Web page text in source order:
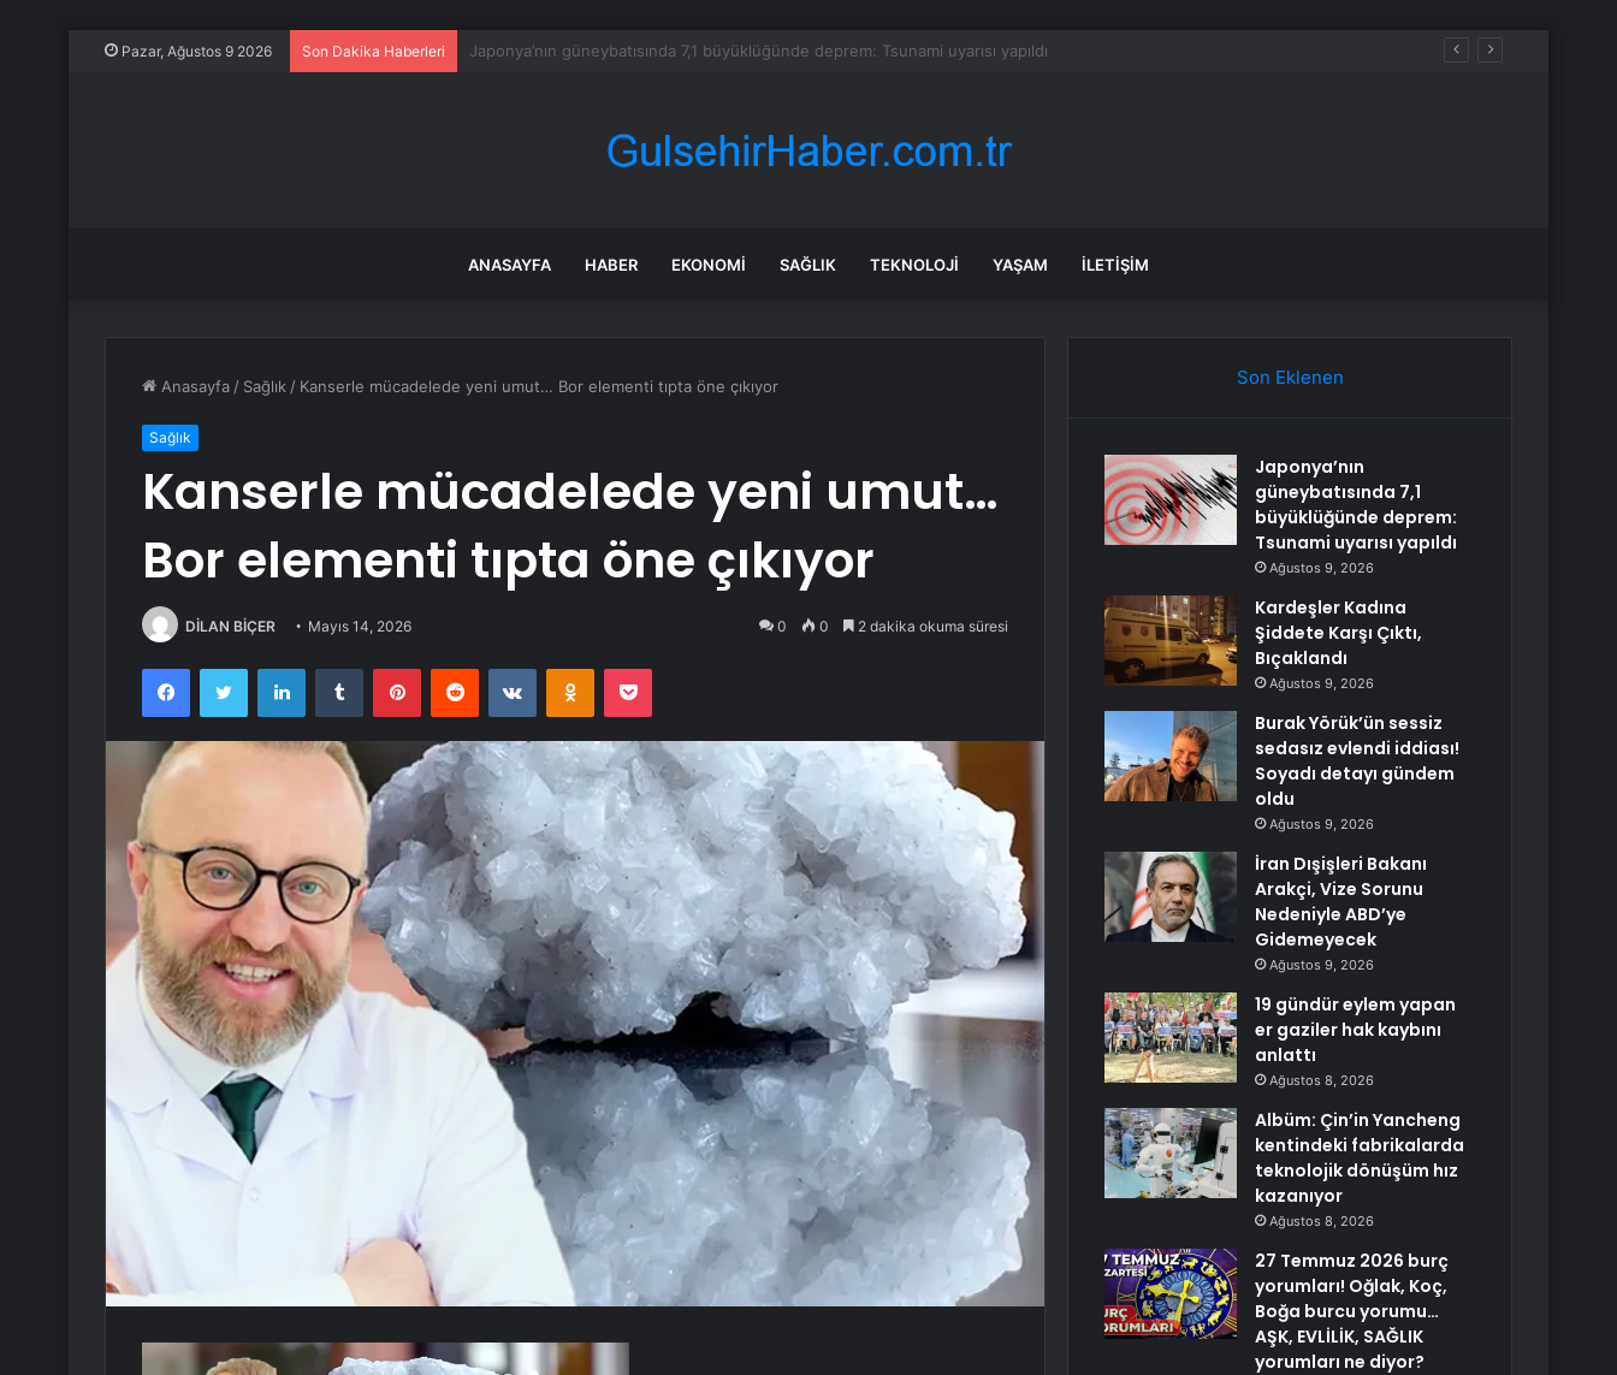
Pazar, Ağustos 9 2026 Son Dakika Haberleri Kardeşler Kadına Şiddete Karşı Çıktı, Bıçaklandı
ANASAYFA HABER EKONOMI SAĞLIK TEKNOLOJI YAŞAM İLETIŞIM
Anasayfa / Sağlık / Kanserle mücadelede yeni umut… Bor elementi tıpta öne çıkıyor
Sağlık
Kanserle mücadelede yeni umut…
Bor elementi tıpta öne çıkıyor
DİLAN BİÇER Mayıs 14, 2026 0 0 2 dakika okuma süresi
FacebookTwitter LinkedInTumblr PinterestReddit VKontakteOdnoklassniki
Pocket
Son Eklenen
Japonya’nın
güneybatısında 7,1
büyüklüğünde deprem:
Tsunami uyarısı yapıldı
Ağustos 9, 2026
Kardeşler Kadına
Şiddete Karşı Çıktı,
Bıçaklandı
Ağustos 9, 2026
Burak Yörük’ün sessiz
sedasız evlendi iddiası!
Soyadı detayı gündem
oldu
Ağustos 9, 2026
İran Dışişleri Bakanı
Arakçi, Vize Sorunu
Nedeniyle ABD’ye
Gidemeyecek
Ağustos 9, 2026
19 gündür eylem yapan
er gaziler hak kaybını
anlattı
Ağustos 8, 2026
Albüm: Çin’in Yancheng
kentindeki fabrikalarda
teknolojik dönüşüm hız
kazanıyor
Ağustos 8, 2026
27 Temmuz 2026 burç
yorumları! Oğlak, Koç,
Boğa burcu yorumu…
AŞK, EVLİLİK, SAĞLIK
yorumları ne diyor?